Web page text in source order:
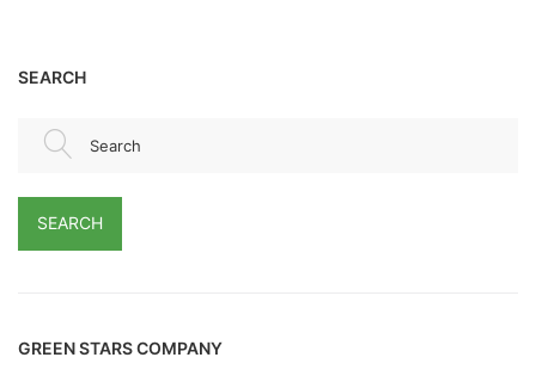
SEARCH
Search
SEARCH
GREEN STARS COMPANY